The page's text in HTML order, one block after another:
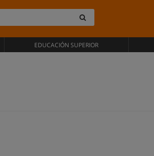
EDUCACIÓN SUPERIOR